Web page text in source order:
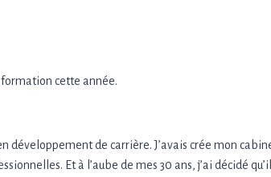
cette année.
développement de carrière. J’avais crée mon
Et à l’aube de mes 30 ans, j’ai décidé qu’il